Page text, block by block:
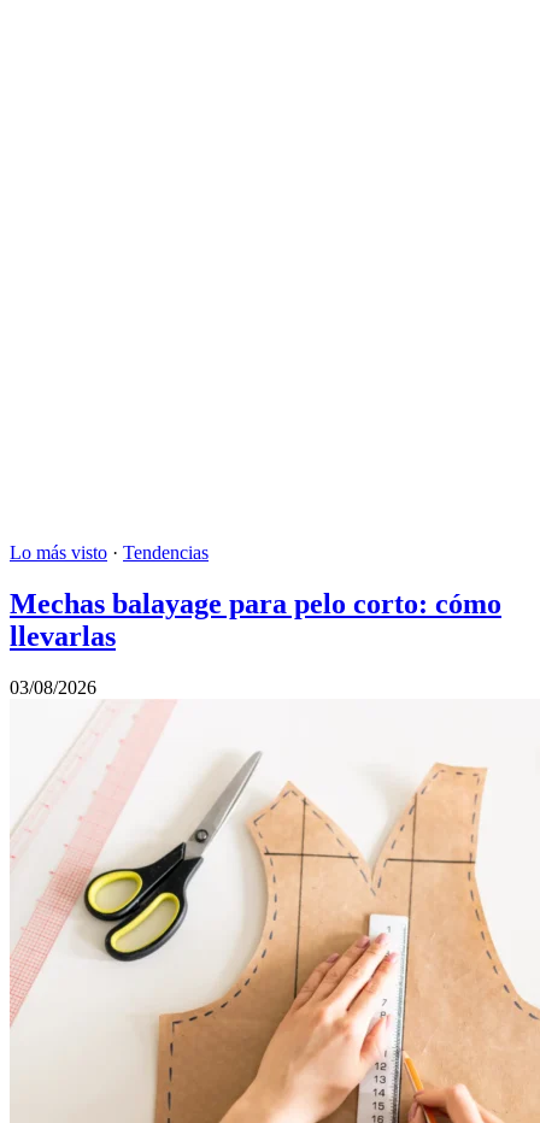
Lo más visto · Tendencias
Mechas balayage para pelo corto: cómo
llevarlas
03/08/2026